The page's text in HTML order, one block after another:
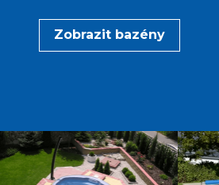
Zobrazit bazény